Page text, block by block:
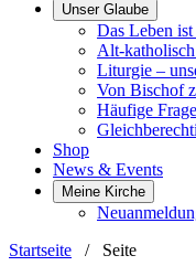
Unser Glaube
Das Leben
Alt-
Liturgie –
Von Bischof
Häufige
Shop
News & Events
Meine Kirche
Startseite / Seite